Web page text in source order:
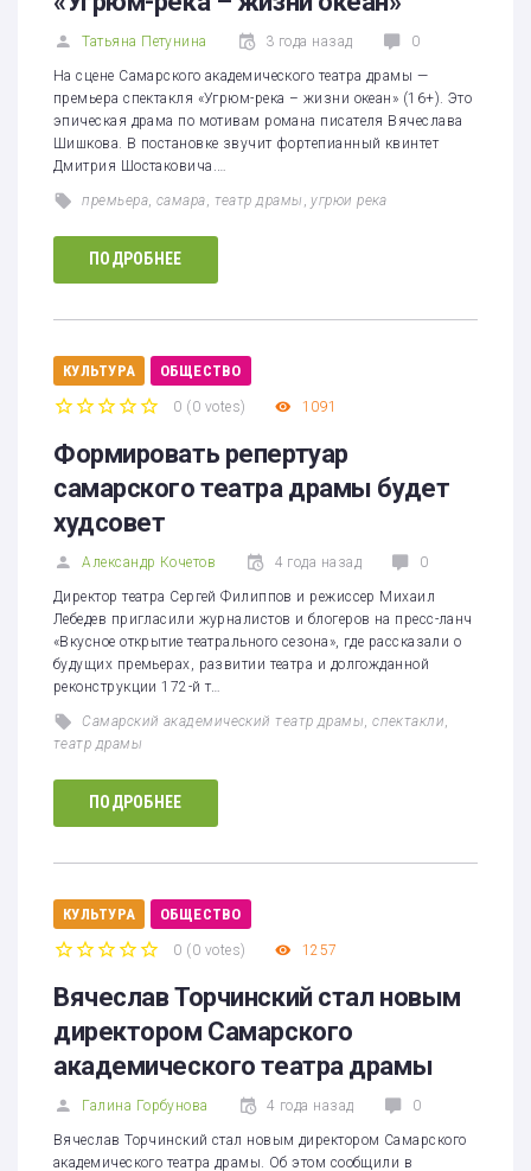
Татьяна Петунина 3 года назад 0
На сцене Самарского академического театра драмы —
премьера спектакля «Угрюм-река – жизни океан» (16+). Это
эпическая драма по мотивам романа писателя Вячеслава
Шишкова. В постановке звучит фортепианный квинтет
Дмитрия Шостаковича.…
премьера самара театр драмы ,угрюи река
ПОДРОБНЕЕ
КУЛЬТУРА ОБЩЕСТВО
0 (0 votes) 1091
Формировать репертуар
самарского театра драмы будет
худсовет
Александр Кочетов 4 года назад 0
Директор театра Сергей Филиппов и режиссер Михаил
Лебедев пригласили журналистов и блогеров на пресс-ланч
«Вкусное открытие театрального сезона», где рассказали о
будущих премьерах, развитии театра и долгожданной
реконструкции 172-й т…
Самарский академический театр драмы ,спектакли
театр драмы
ПОДРОБНЕЕ
КУЛЬТУРА ОБЩЕСТВО
0 (0 votes) 1257
Вячеслав Торчинский стал новым
директором Самарского
академического театра драмы
Галина Горбунова 4 года назад 0
Вячеслав Торчинский стал новым директором Самарского
академического театра драмы. Об этом сообщили в